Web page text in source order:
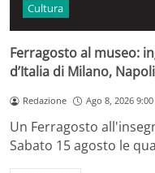
Cultura
Ferragosto al museo:
d’Italia di Milano,
Redazione Ago 8, 2026 9:00
Un Ferragosto
Sabato 15 agosto le